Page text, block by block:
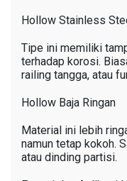
Hollow Stainless
Tipe ini memiliki
terhadap korosi.
railing tangga, atau
Hollow Baja Ringan
Material ini lebih
namun tetap kokoh.
atau dinding partisi.